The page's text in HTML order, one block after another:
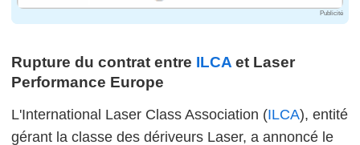
Publicité
Rupture du contrat entre ILCA et Laser
Performance Europe
L'International Laser Class Association (ILCA), entité
gérant la classe des dériveurs Laser, a annoncé le